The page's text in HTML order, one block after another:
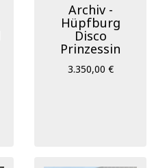
Archiv -
Hüpfburg
Disco
Prinzessin
3.350,00 €